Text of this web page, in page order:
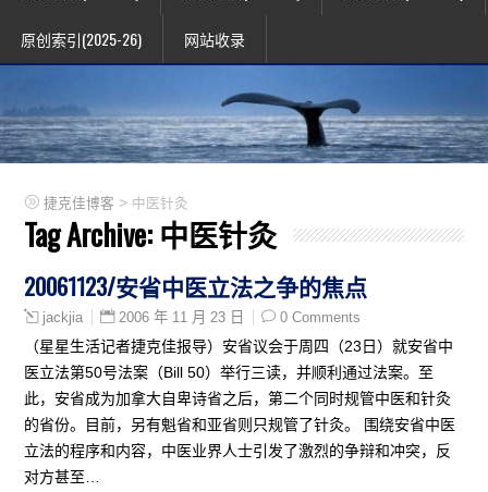
原创索引(2025-26) 网站收录
捷克佳博客 > 中医针灸
Tag Archive: 中医针灸
20061123/安省中医立法之争的焦点
jackjia 2006 年 11 月 23 日 0 Comments
（星星生活记者捷克佳报导）安省议会于周四（23日）就安省中
医立法第50号法案（Bill 50）举行三读，并顺利通过法案。至
此，安省成为加拿大自卑诗省之后，第二个同时规管中医和针灸
的省份。目前，另有魁省和亚省则只规管了针灸。 围绕安省中医
立法的程序和内容，中医业界人士引发了激烈的争辩和冲突，反
对方甚至…